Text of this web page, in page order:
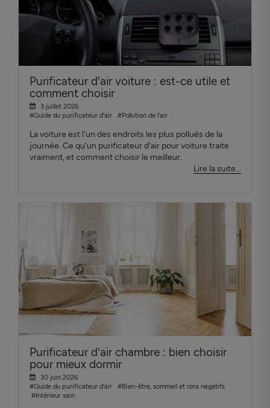
Purificateur d'air voiture : est-ce utile et
comment choisir
3 juillet 2026
#Guide du purificateur d'air
#Pollution de l'air
La voiture est l'un des endroits les plus pollués de la
journée. Ce qu'un purificateur d'air pour voiture traite
vraiment, et comment choisir le meilleur.
Lire la suite...
Purificateur d'air chambre : bien choisir
pour mieux dormir
30 juin 2026
#Guide du purificateur d'air
#Bien-être, sommeil et ions négatifs
#Intérieur sain